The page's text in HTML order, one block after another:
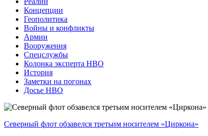
Концепции
Геополитика
Войны и конфликты
Армии
Вооружения
Спецслужбы
Колонка эксперта НВО
История
Заметки на погонах
Досье НВО
Северный флот обзавелся третьим носителем «Циркона»